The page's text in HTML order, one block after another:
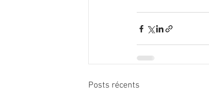
Posts récents